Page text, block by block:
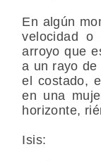
En algún
velocidad
arroyo que
a un rayo de
el costado,
en una
horizonte,
Isis: